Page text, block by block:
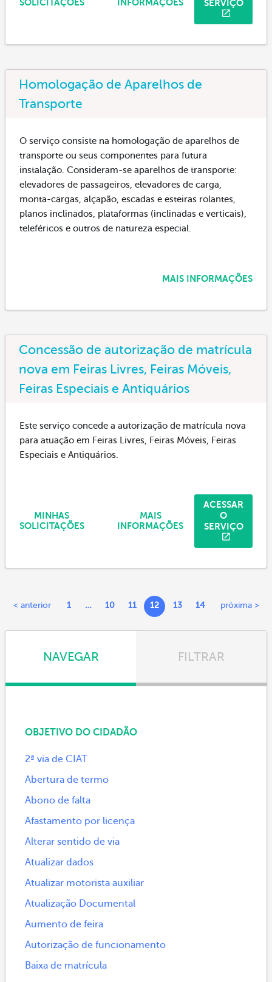
SERVIÇO
INFORMAÇÕES
SOLICITAÇÕES
Homologação de Aparelhos de
Transporte
O serviço consiste na homologação de aparelhos de
transporte ou seus componentes para futura
instalação. Consideram-se aparelhos de transporte:
elevadores de passageiros, elevadores de carga,
monta-cargas, alçapão, escadas e esteiras rolantes,
planos inclinados, plataformas (inclinadas e verticais),
teleféricos e outros de natureza especial.
MAIS INFORMAÇÕES
Concessão de autorização de matrícula
nova em Feiras Livres, Feiras Móveis,
Feiras Especiais e Antiquários
Este serviço concede a autorização de matrícula nova
para atuação em Feiras Livres, Feiras Móveis, Feiras
Especiais e Antiquários.
ACESSAR
O
SERVIÇO
MAIS
INFORMAÇÕES
MINHAS
SOLICITAÇÕES
< anterior 1 … 10 11 12 13 14 próxima >
NAVEGAR FILTRAR
OBJETIVO DO CIDADÃO
2ª via de CIAT
Abertura de termo
Abono de falta
Afastamento por licença
Alterar sentido de via
Atualizar dados
Atualizar motorista auxiliar
Atualização Documental
Aumento de feira
Autorização de funcionamento
Baixa de matrícula